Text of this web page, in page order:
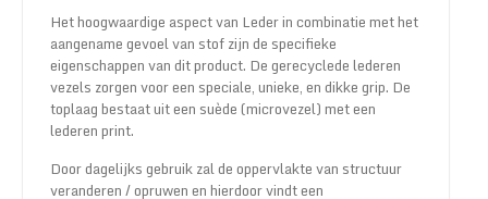
Het hoogwaardige aspect van Leder in combinatie met het
aangename gevoel van stof zijn de specifieke
eigenschappen van dit product. De gerecyclede lederen
vezels zorgen voor een speciale, unieke, en dikke grip. De
toplaag bestaat uit een suède (microvezel) met een
lederen print.
Door dagelijks gebruik zal de oppervlakte van structuur
veranderen / opruwen en hierdoor vindt een